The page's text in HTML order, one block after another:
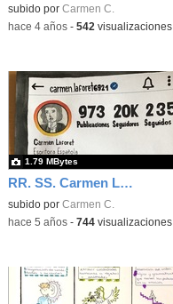
subido por Carmen C.
-hace 4 años- 542 visualizaciones
RR. SS. Carmen Laforet
Contenido educativo.
subido por Carmen C.
1.79 MBytes
-hace 5 años- 744visualizaciones